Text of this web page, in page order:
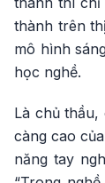
thành trên
mô hình
học nghề.
Là chủ thầu,
càng cao
năng tay